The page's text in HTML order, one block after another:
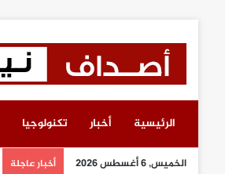
الرئيسية أخبار تكنولوجيا
الخميس, 6 أغسطس 2026 أخبار عاجلة